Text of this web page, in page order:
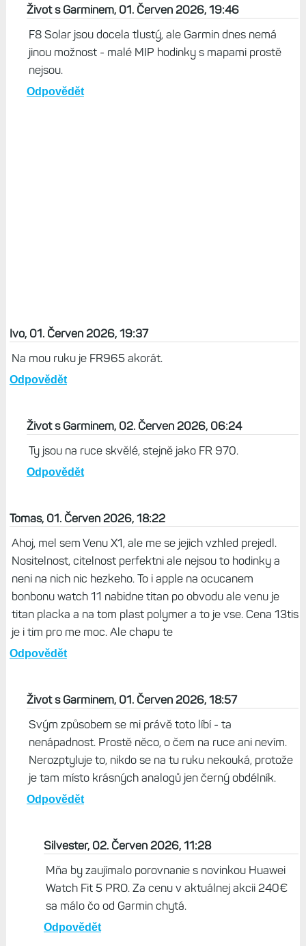
Život s Garminem, 01. Červen 2026, 19:46
F8 Solar jsou docela tlustý, ale Garmin dnes nemá
jinou možnost - malé MIP hodinky s mapami prostě
nejsou.
Odpovědět
Ivo, 01. Červen 2026, 19:37
Na mou ruku je FR965 akorát.
Odpovědět
Život s Garminem, 02. Červen 2026, 06:24
Ty jsou na ruce skvělé, stejně jako FR 970.
Odpovědět
Tomas, 01. Červen 2026, 18:22
Ahoj, mel sem Venu X1, ale me se jejich vzhled prejedl.
Nositelnost, citelnost perfektni ale nejsou to hodinky a
neni na nich nic hezkeho. To i apple na ocucanem
bonbonu watch 11 nabidne titan po obvodu ale venu je
titan placka a na tom plast polymer a to je vse. Cena 13tis
je i tim pro me moc. Ale chapu te
Odpovědět
Život s Garminem, 01. Červen 2026, 18:57
Svým způsobem se mi právě toto líbí - ta
nenápadnost. Prostě něco, o čem na ruce ani nevím.
Nerozptyluje to, nikdo se na tu ruku nekouká, protože
je tam místo krásných analogů jen černý obdélník.
Odpovědět
Silvester, 02. Červen 2026, 11:28
Mňa by zaujímalo porovnanie s novinkou Huawei
Watch Fit 5 PRO. Za cenu v aktuálnej akcii 240€
sa málo čo od Garmin chytá.
Odpovědět